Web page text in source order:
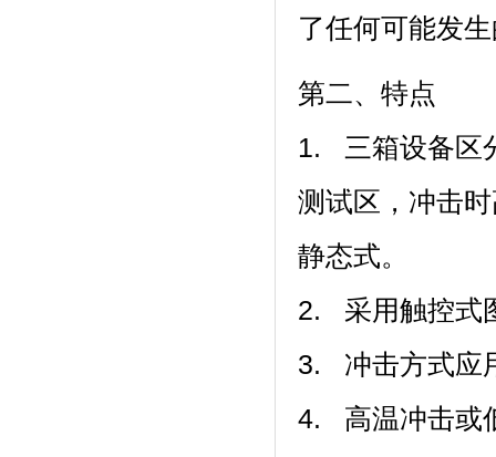
了任何可能发生
第二、特点
1. 三箱设备区分为
测试区，冲
静态式。
2. 采用触控式图
3. 冲击方式应用
4. 高温冲击或